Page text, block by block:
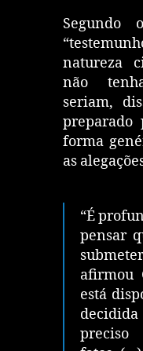
Segundo
natureza
não
seriam,
preparado
forma
as
“É
pensar
afirmou
está
preciso